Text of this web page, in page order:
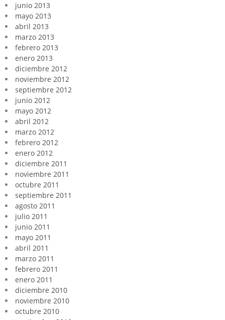
junio 2013
mayo 2013
abril 2013
marzo 2013
febrero 2013
enero 2013
diciembre 2012
noviembre 2012
septiembre 2012
junio 2012
mayo 2012
abril 2012
marzo 2012
febrero 2012
enero 2012
diciembre 2011
noviembre 2011
octubre 2011
septiembre 2011
agosto 2011
julio 2011
junio 2011
mayo 2011
abril 2011
marzo 2011
febrero 2011
enero 2011
diciembre 2010
noviembre 2010
octubre 2010